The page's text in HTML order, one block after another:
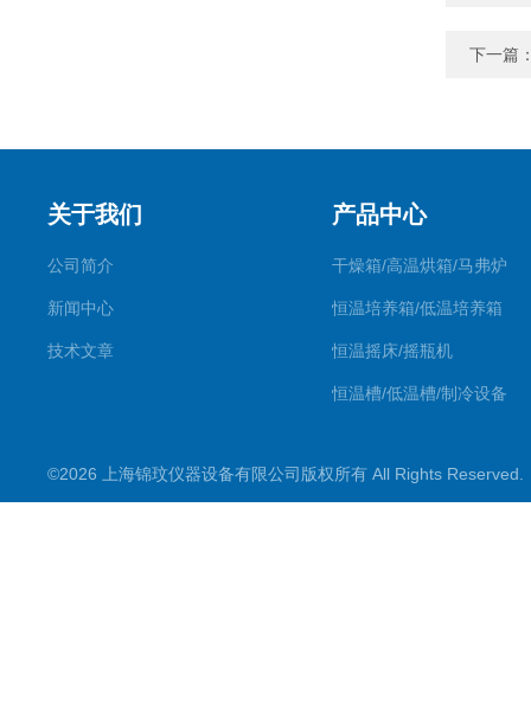
下一篇
关于我们
公司简介
新闻中心
技术文章
产品中心
干燥箱/高温烘箱/马弗炉
恒温培养箱/低温培养箱
恒温摇床/摇瓶机
恒温槽/低温槽/制冷设备
超声波仪器
©2026 上海锦玟仪器设备有限公司版权所有 All Rights